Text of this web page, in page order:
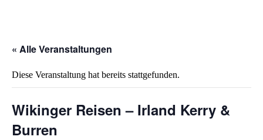
« Alle Veranstaltungen
Diese Veranstaltung hat bereits stattgefunden.
Wikinger Reisen – Irland Kerry &
Burren